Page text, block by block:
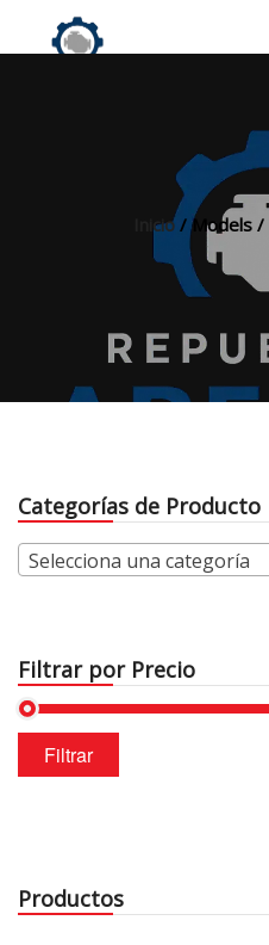
Inicio/ Models /
Categorías de Producto
Selecciona una categoría
Filtrar por Precio
Precio
mínimo
Precio
máximo
Filtrar
Productos